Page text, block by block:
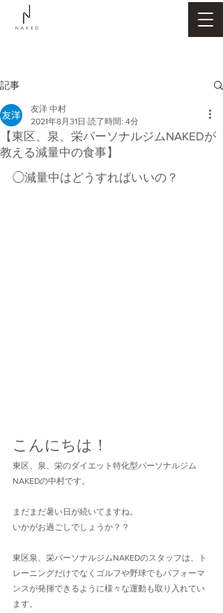
記事
【東区、泉、栄パーソナルジムNAKEDが
教える減量中の食事】
友洋 中村
2021年8月31日 読了時間: 4分
◯減量中はどうすればいいの？
こんにちは！
東区、泉、栄のダイエット特化型パーソナルジム
NAKEDの中村です。
まだまだ暑い日が続いてますね。
いかがお過ごしでしょうか？？
東区泉、栄パーソナルジムNAKEDのスタッフは、ト
レーニングだけでなくゴルフや野球でもパフォーマ
ンスが発揮できるように様々な運動も取り入れてい
ます。